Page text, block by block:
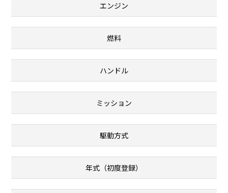
エンジン
燃料
ハンドル
ミッション
駆動方式
年式（初度登録）